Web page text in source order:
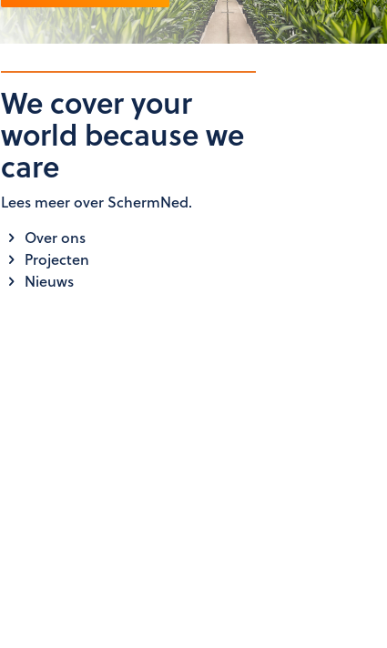
We cover your
world because we
care
Lees meer over SchermNed.
Over ons
Projecten
Nieuws